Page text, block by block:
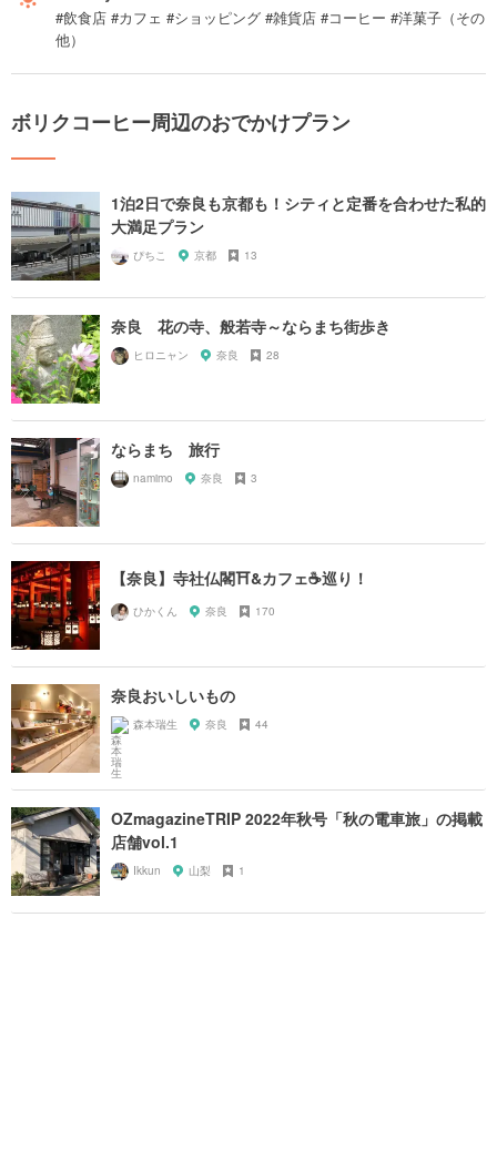
#飲食店 #カフェ #ショッピング #雑貨店 #コーヒー #洋菓子（その
他）
ボリクコーヒー周辺のおでかけプラン
1泊2日で奈良も京都も！シティと定番を合わせた私的
大満足プラン
ぴちこ 京都 13
奈良 花の寺、般若寺～ならまち街歩き
ヒロニャン 奈良 28
ならまち 旅行
namimo 奈良 3
【奈良】寺社仏閣⛩&カフェ☕️巡り！
ひかくん 奈良 170
奈良おいしいもの
森本瑞生 奈良 44
OZmagazineTRIP 2022年秋号「秋の電車旅」の掲載
店舗vol.1
Ikkun 山梨 1